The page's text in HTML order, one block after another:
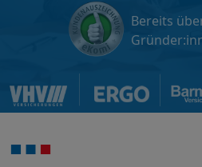
Bereits